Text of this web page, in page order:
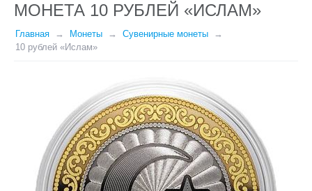
МОНЕТА 10 РУБЛЕЙ «ИСЛАМ»
Главная Монеты
Сувенирные монеты
10 рублей «Ислам»